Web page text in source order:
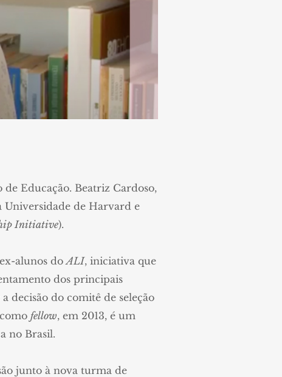
Educação. Beatriz Cardoso,
Universidade de Harvard e
Initiative).
alunos doALI, iniciativa que
dos principais
decisão do comitê de seleção
fellow, em 2013, é um
no Brasil.
junto à nova turma de